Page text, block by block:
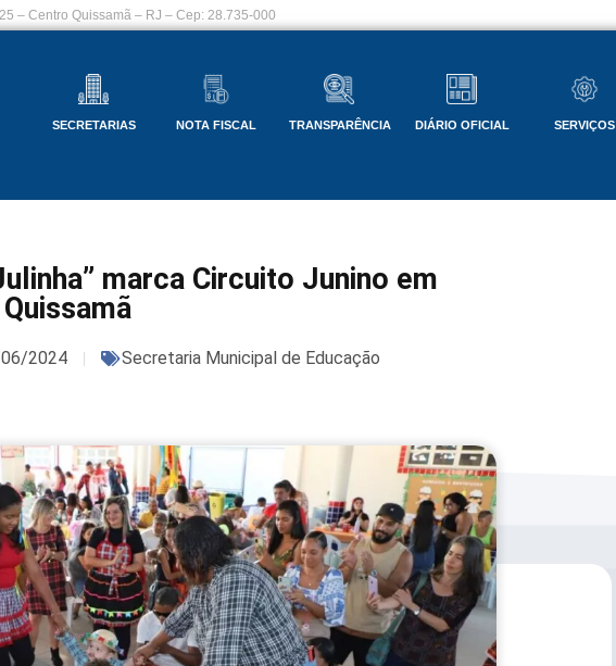
– Centro Quissamã – RJ – Cep: 28.735-000
SECRETARIAS NOTA FISCAL TRANSPARÊNCIA DIÁRIO OFICIAL SERVIÇOS
marca Circuito Junino em
Quissamã
2024 Secretaria Municipal de Educação